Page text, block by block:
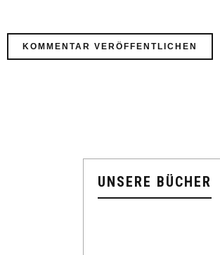
UNSERE BÜCHER